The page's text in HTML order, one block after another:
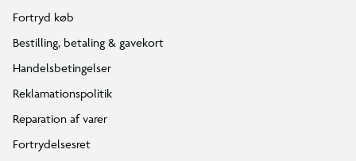
Fortryd køb
Bestilling, betaling & gavekort
Handelsbetingelser
Reklamationspolitik
Reparation af varer
Fortrydelsesret